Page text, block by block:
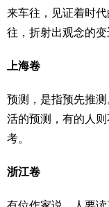
来车往，见证着时
往，折射出观念的变
上海卷
预测，是指预先推
活的预测，有的人
考。
浙江卷